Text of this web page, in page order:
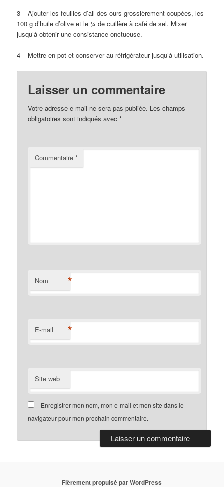
3 – Ajouter les feuilles d’ail des ours grossièrement coupées, les
100 g d’huile d’olive et le ¼ de cuillère à café de sel. Mixer
jusqu’à obtenir une consistance onctueuse.
4 – Mettre en pot et conserver au réfrigérateur jusqu’à utilisation.
Laisser un commentaire
Votre adresse e-mail ne sera pas publiée. Les champs
obligatoires sont indiqués avec*
Commentaire*
Nom *
E-mail *
Site web
Enregistrer mon nom, mon e-mail et mon site dans le
navigateur pour mon prochain commentaire.
Fièrement propulsé par WordPress